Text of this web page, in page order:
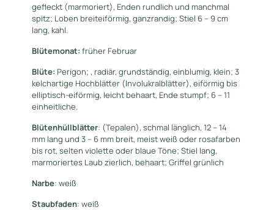
gefleckt (marmoriert), Enden rundlich und manchmal
spitz; Loben breiteiförmig, ganzrandig; Stiel 6 – 9 cm
lang, kahl.
Blütemonat:früher Februar
Blüte: Perigon; , radiär, grundständig, einblumig, klein; 3
kelchartige Hochblätter (Involukralblätter), eiförmig bis
elliptisch-eiförmig, leicht behaart, Ende stumpf; 6 – 11
einheitliche.
Blütenhüllblätter: (Tepalen), schmal länglich, 12 – 14
mm lang und 3 – 6 mm breit, meist weiß oder rosafarben
bis rot, selten violette oder blaue Töne; Stiel lang,
marmoriertes Laub zierlich, behaart; Griffel grünlich
Narbe: weiß
Staubfaden: weiß